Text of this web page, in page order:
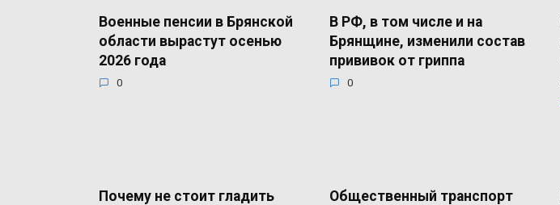
Военные пенсии в Брянской
области вырастут осенью
2026 года
0
В РФ, в том числе и на
Брянщине, изменили состав
прививок от гриппа
0
Почему не стоит гладить
Общественный транспорт